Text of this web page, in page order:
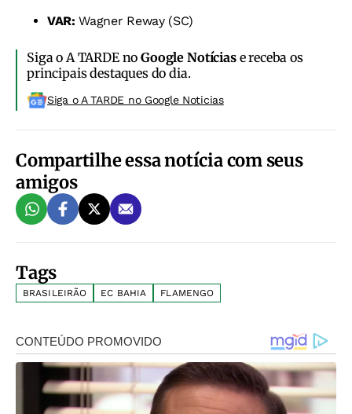
VAR: Wagner Reway (SC)
Siga o A TARDE noGoogle Notíciase receba os
principais destaques do dia.
Siga o A TARDE no Google Noticias
Compartilhe essa notícia com seus
amigos
Tags
BRASILEIRÃO EC BAHIA FLAMENGO